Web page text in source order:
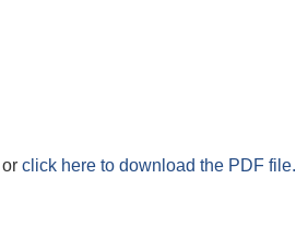
or click here to download the PDF file.